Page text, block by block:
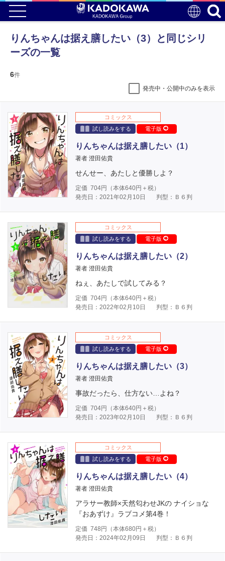
りんちゃんは据え膳したい（3）と同じシリ
ーズの一覧
6件
発売中・公開中のみを表示
コミックス
試し読みをする
電子版
りんちゃんは据え膳したい（1）
著者 澄田佑貴
せんせー、あたしと優勝しよ？
定価 704円（本体640円＋税）
発売日：2021年02月10日
判型：Ｂ６判
コミックス
試し読みをする
電子版
りんちゃんは据え膳したい（2）
著者 澄田佑貴
ねぇ、あたしで試してみる？
定価 704円（本体640円＋税）
発売日：2022年02月10日
判型：Ｂ６判
コミックス
試し読みをする
電子版
りんちゃんは据え膳したい（3）
著者 澄田佑貴
事故だったら、仕方ない…よね？
定価 704円（本体640円＋税）
発売日：2023年02月10日
判型：Ｂ６判
コミックス
試し読みをする
電子版
りんちゃんは据え膳したい（4）
著者 澄田佑貴
アラサー教師×天然匂わせJKの ナイショな
『おあずけ』ラブコメ第4巻！
定価 748 円（本体680円＋税）
発売日：2024年02月09日
判型：Ｂ６判